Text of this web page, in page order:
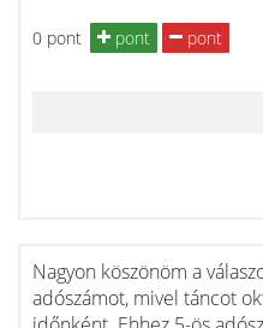
0 pont pont pont
Nagyon köszönöm a
adószámot, mivel táncot